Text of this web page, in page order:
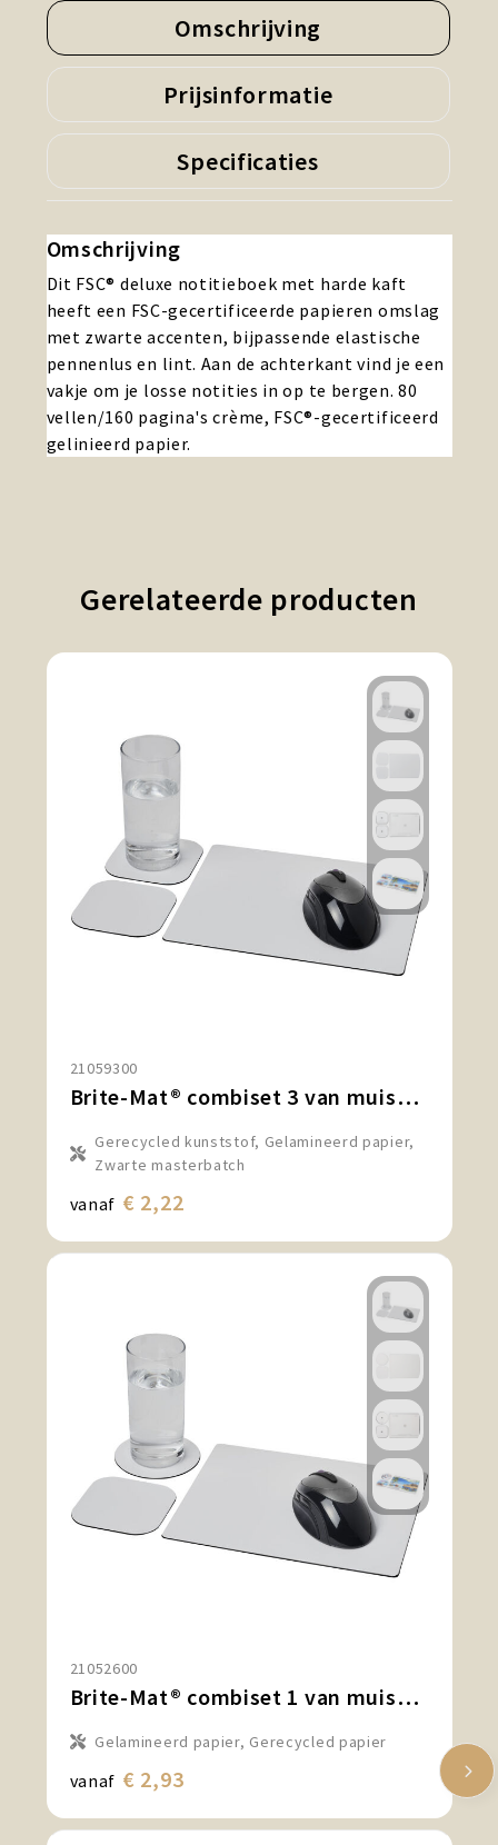
Omschrijving
Prijsinformatie
Specificaties
Omschrijving
Dit FSC® deluxe notitieboek met harde kaft
heeft een FSC-gecertificeerde papieren omslag
met zwarte accenten, bijpassende elastische
pennenlus en lint. Aan de achterkant vind je een
vakje om je losse notities in op te bergen. 80
vellen/160 pagina's crème, FSC®-gecertificeerd
gelinieerd papier.
Gerelateerde producten
21059300
Brite-Mat® combiset 3 van muismat en onderzetter
Gerecycled kunststof, Gelamineerd papier,
Zwarte masterbatch
vanaf € 2,22
21052600
Brite-Mat® combiset 1 van muismat en onderzetter
Gelamineerd papier, Gerecycled papier
vanaf € 2,93